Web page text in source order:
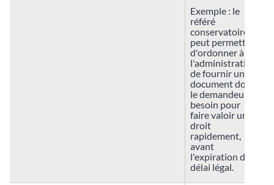
Exemple : le
référé
conservatoire
peut permettre
d'ordonner à
l'administration
de fournir un
document dont
le demandeur a
besoin pour
faire valoir un
droit
rapidement,
avant
l'expiration d'un
délai légal.